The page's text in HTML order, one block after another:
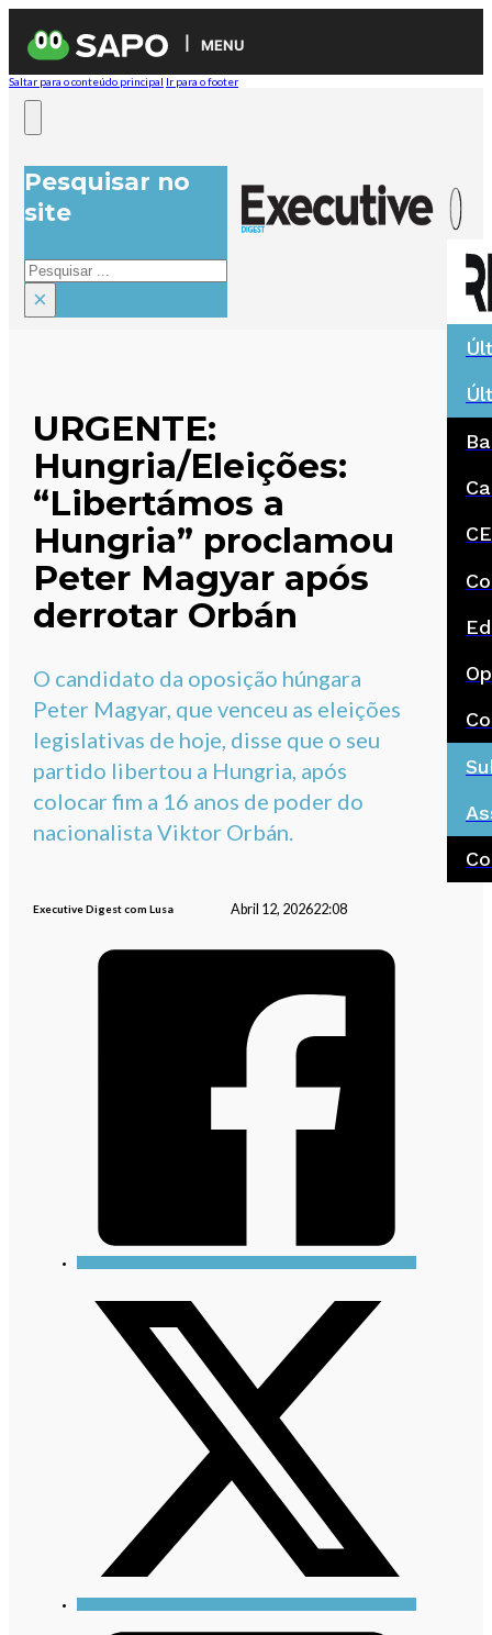
MENU
Saltar para o conteúdo principal Ir para o footer
Pesquisar no
site
Pesquisar
×
URGENTE:
Hungria/Eleições:
“Libertámos a
Hungria” proclamou
Peter Magyar após
derrotar Orbán
O candidato da oposição húngara
Peter Magyar, que venceu as eleições
legislativas de hoje, disse que o seu
partido libertou a Hungria, após
colocar fim a 16 anos de poder do
nacionalista Viktor Orbán.
Executive Digest com Lusa Abril 12, 202622:08